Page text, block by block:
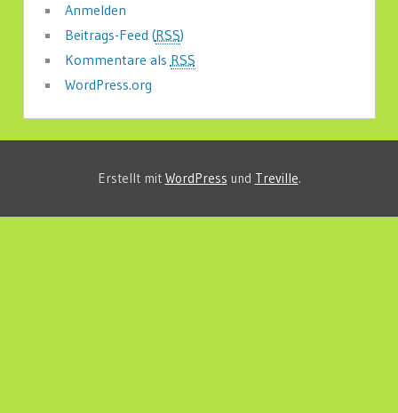
Anmelden
Beitrags-Feed (RSS)
Kommentare als RSS
WordPress.org
Erstellt mit WordPress und Treville.